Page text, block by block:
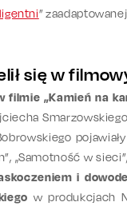
”
się w
filmie „Kamień na
w sieci”,
i
w produkcjach